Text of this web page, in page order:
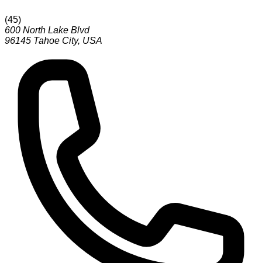
(45)
600 North Lake Blvd
96145 Tahoe City, USA